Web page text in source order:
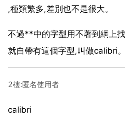
,種類繁多,差別也不是很大。
不過**中的字型用不著到網上
就自帶有這個字型,叫做calibri。
2樓:匿名使用者
calibri